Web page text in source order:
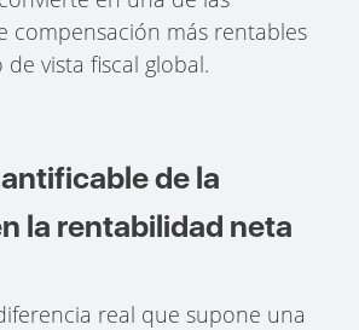
compensación más rentables
vista fiscal global.
de la
la rentabilidad neta
real que supone una